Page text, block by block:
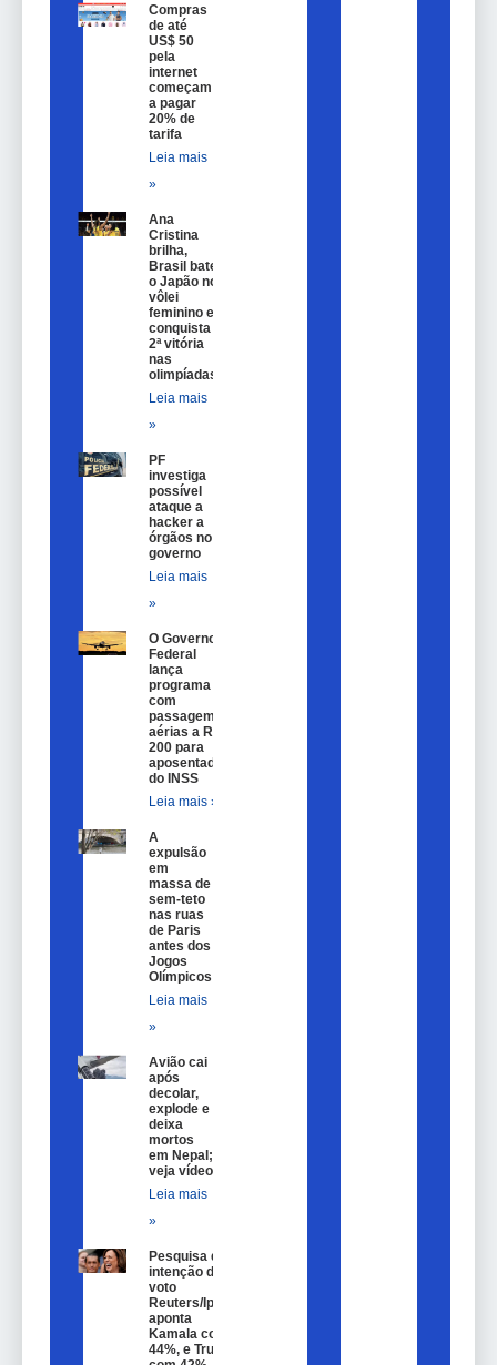
Compras
de até
US$ 50
pela
internet
começam
a pagar
20% de
tarifa
Leia mais
»
Ana
Cristina
brilha,
Brasil bate
o Japão no
vôlei
feminino e
conquista
2ª vitória
nas
olimpíadas
Leia mais
»
PF
investiga
possível
ataque a
hacker a
órgãos no
governo
Leia mais
»
O Governo
Federal
lança
programa
com
passagem
aérias a R$
200 para
aposentados
do INSS
Leia mais »
A
expulsão
em
massa de
sem-teto
nas ruas
de Paris
antes dos
Jogos
Olímpicos
Leia mais
»
Avião cai
após
decolar,
explode e
deixa
mortos
em Nepal;
veja vídeo
Leia mais
»
Pesquisa de
intenção de
voto
Reuters/Ipsos
aponta
Kamala com
44%, e Trump